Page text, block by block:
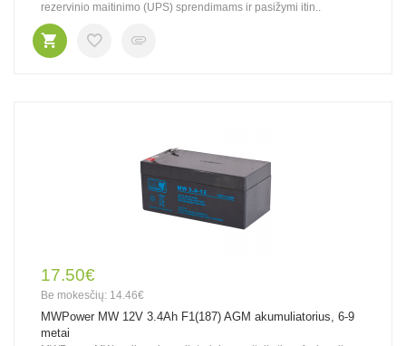
rezervinio maitinimo (UPS) sprendimams ir pasižymi itin..
17.50€
Be mokesčių: 14.46€
MWPower MW 12V 3.4Ah F1(187) AGM akumuliatorius, 6-9
metai